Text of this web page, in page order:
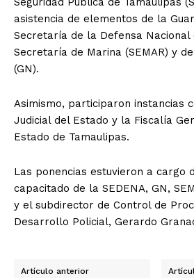
asistencia de elementos de la
Secretaría de la Defensa Nacional
Secretaría de Marina (SEMAR) y
(GN).
Asimismo, participaron instancias
Judicial del Estado y la Fiscalía
Estado de Tamaulipas.
Las ponencias estuvieron a cargo
capacitado de la SEDENA, GN,
y el subdirector de Control de
Desarrollo Policial, Gerardo
Artículo anterior